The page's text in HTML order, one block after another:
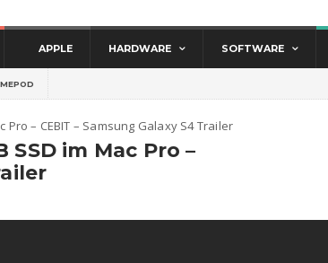
APPLE HARDWARE SOFTWARE
Pro – CEBIT – Samsung Galaxy S4 Trailer
SSD im Mac Pro –